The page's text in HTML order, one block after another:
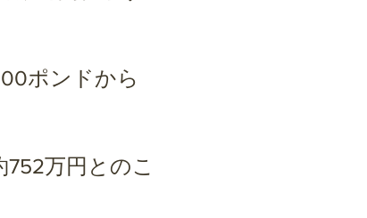
ポンドから
万円とのこ